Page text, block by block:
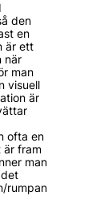
den
en
är ett
när
man
visuell
är
ofta en
är fram
man
rumpan